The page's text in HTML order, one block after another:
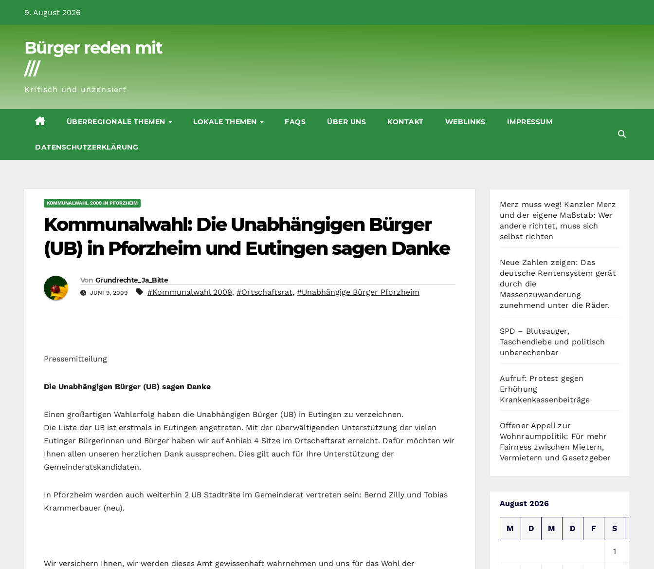
9. August 2026
Bürger reden mit
///
Kritisch und unzensiert
ÜBERREGIONALE THEMEN LOKALE THEMEN FAQS ÜBER UNS KONTAKT WEBLINKS IMPRESSUM
DATENSCHUTZERKLÄRUNG
KOMMUNALWAHL 2009 IN PFORZHEIM
Kommunalwahl: Die Unabhängigen Bürger
(UB) in Pforzheim und Eutingen sagen Danke
Von Grundrechte_Ja_Bitte
JUNI 9, 2009 #Kommunalwahl 2009, #Ortschaftsrat, #Unabhängige Bürger Pforzheim
Pressemitteilung
Die Unabhängigen Bürger (UB) sagen Danke
Einen großartigen Wahlerfolg haben die Unabhängigen Bürger (UB) in Eutingen zu verzeichnen.
Die Liste der UB ist erstmals in Eutingen angetreten. Mit der überwältigenden Unterstützung der vielen
Eutinger Bürgerinnen und Bürger haben wir auf Anhieb 4 Sitze im Ortschaftsrat erreicht. Dafür möchten wir
Ihnen allen unseren herzlichen Dank aussprechen. Dies gilt auch für Ihre Unterstützung der
Gemeinderatskandidaten.
In Pforzheim werden auch weiterhin 2 UB Stadträte im Gemeinderat vertreten sein: Bernd Zilly und Tobias
Krammerbauer (neu).
Wir versichern Ihnen, wir werden dieses Amt gewissenhaft wahrnehmen und uns für das Wohl der
Merz muss weg! Kanzler Merz
und der eigene Maßstab: Wer
andere richtet, muss sich
selbst richten
Neue Zahlen zeigen: Das
deutsche Rentensystem gerät
durch die
Massenzuwanderung
zunehmend unter die Räder.
SPD – Blutsauger,
Taschendiebe und politisch
unberechenbar
Aufruf: Protest gegen
Erhöhung
Krankenkassenbeiträge
Offener Appell zur
Wohnraumpolitik: Für mehr
Fairness zwischen Mietern,
Vermietern und Gesetzgeber
August 2026
M D M D F S
1